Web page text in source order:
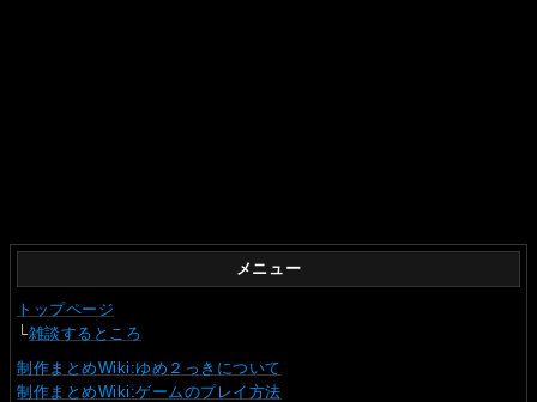
メニュー
トップページ
└雑談するところ
制作まとめWiki:ゆめ２っきについて
制作まとめWiki:ゲームのプレイ方法